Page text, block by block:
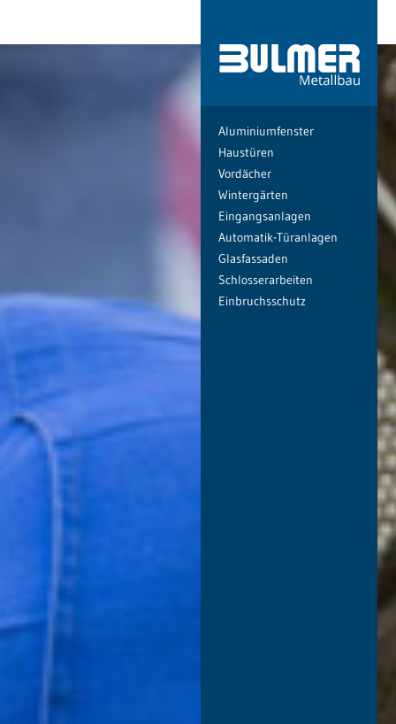
Aluminiumfenster
Haustüren
Vordächer
Wintergärten
Eingangsanlagen
Automatik-Türanlagen
Glasfassaden
Schlosserarbeiten
Einbruchsschutz